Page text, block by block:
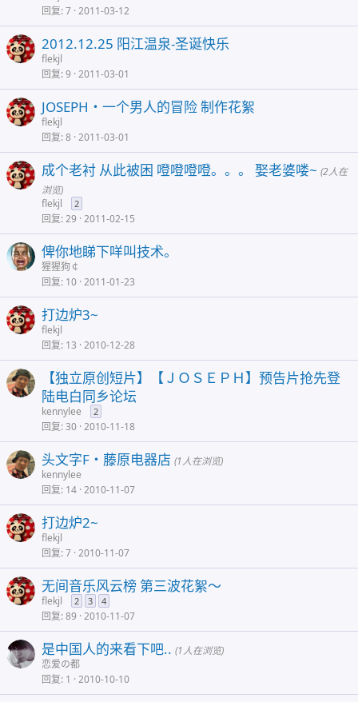
回复 7 2011-03-12
2012.12.25 阳江温泉-圣诞快乐
flekjl
回复 9 2011-03-01
JOSEPH・一个男人的冒险 制作花絮
flekjl
回复 8 2011-03-01
成个老衬 从此被困 噔噔噔噔。。。 娶老婆喽~ (2人在
浏览)
flekjl 2
回复 29 2011-02-15
俾你地睇下咩叫技术。
猩猩狗￠
回复 10 2011-01-23
打边炉3~
flekjl
回复 13 2010-12-28
【独立原创短片】【ＪＯＳＥＰＨ】预告片抢先登
陆电白同乡论坛
kennylee 2
回复 30 2010-11-18
头文字F・藤原电器店 (1人在浏览)
kennylee
回复 14 2010-11-07
打边炉2~
flekjl
回复 7 2010-11-07
无间音乐风云榜 第三波花絮～
flekjl 2 3 4
回复 89 2010-11-07
是中国人的来看下吧.. (1人在浏览)
恋爱の都
回复 1 2010-10-10